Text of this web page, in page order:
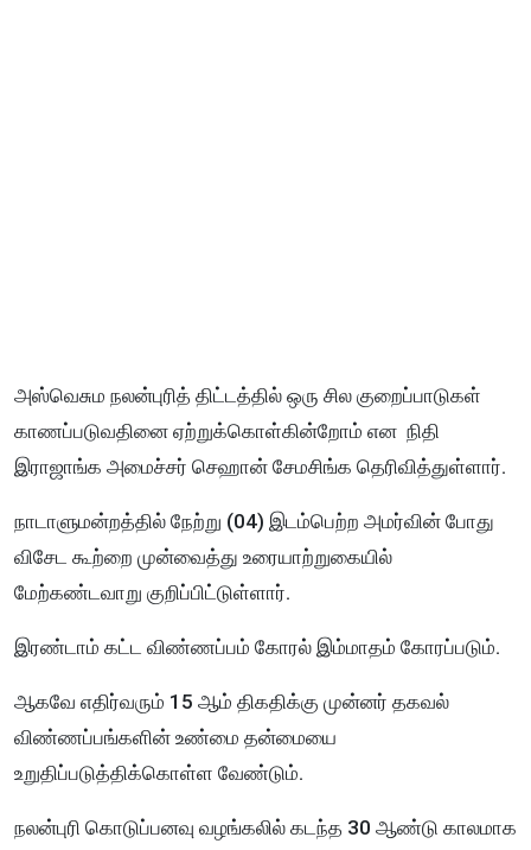
அஸ்வெசும நலன்புரித் திட்டத்தில் ஒரு சில குறைப்பாடுகள்
காணப்படுவதினை ஏற்றுக்கொள்கின்றோம் என நிதி
இராஜாங்க அமைச்சர் செஹான் சேமசிங்க தெரிவித்துள்ளார்.
நாடாளுமன்றத்தில் நேற்று (04) இடம்பெற்ற அமர்வின் போது
விசேட கூற்றை முன்வைத்து உரையாற்றுகையில்
மேற்கண்டவாறு குறிப்பிட்டுள்ளார்.
இரண்டாம் கட்ட விண்ணப்பம் கோரல் இம்மாதம் கோரப்படும்.
ஆகவே எதிர்வரும் 15 ஆம் திகதிக்கு முன்னர் தகவல்
விண்ணப்பங்களின் உண்மை தன்மையை
உறுதிப்படுத்திக்கொள்ள வேண்டும்.
நலன்புரி கொடுப்பனவு வழங்கலில் கடந்த 30 ஆண்டு காலமாக